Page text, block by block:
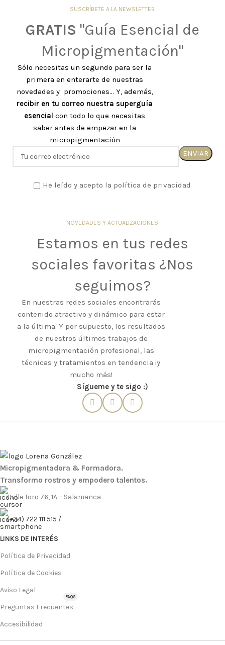
SUSCRÍBETE A LA NEWSLETTER
GRATIS "Guía Esencial de
Micropigmentación"
Sólo necesitas un segundo para ser la
primera en enterarte de nuestras
novedades y promociones... Y, además,
recibir en tu correo nuestra superguía
esencial con todo lo que necesitas
saber antes de empezar en la
micropigmentación
He leído y acepto la política de privacidad
NOVEDADES Y ACTUALIZACIONES
Estamos en tus redes
sociales favoritas ¿Nos
seguimos?
En nuestras redes sociales encontrarás
contenido atractivo y dinámico para estar
a la última. Y por supuesto, los resultados
de nuestros últimos trabajos de
micropigmentación profesional, las
técnicas y tratamientos en tendencia ¡y
mucho más!
Sígueme y te sigo :)
Micropigmentadora & Formadora.
Transformo rostros y empodero talentos.
Calle Toro 76, 1A – Salamanca
(+34) 722 111 515 /
LINKS DE INTERÉS
Política de Privacidad
Política de Cookies
Aviso Legal
Preguntas Frecuentes
FAQS
Accesibilidad